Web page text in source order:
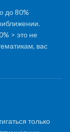
до 80%
> это не
вас
только